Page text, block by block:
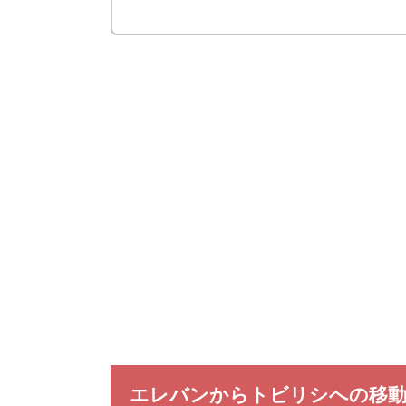
エレバンからトビリシへの移